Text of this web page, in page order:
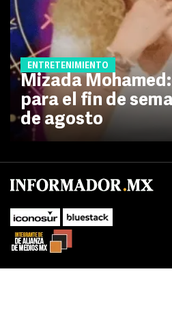
ENTRETENIMIENTO
Mizada
para el fin de
de agosto